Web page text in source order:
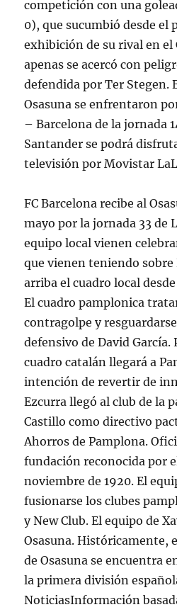
competición con una
0), que sucumbió desde el
exhibición de su rival en el
apenas se acercó con
defendida por Ter Stegen.
Osasuna se enfrentaron
– Barcelona de la jornada
Santander se podrá
televisión por Movistar
FC Barcelona recibe al
mayo por la jornada 33 de
equipo local vienen
que vienen teniendo
arriba el cuadro local
El cuadro pamplonica
contragolpe y
defensivo de David
cuadro catalán llegará a
intención de revertir de
Ezcurra llegó al club de la
Castillo como directivo
Ahorros de Pamplona.
fundación reconocida por
noviembre de 1920. El
fusionarse los clubes
y New Club. El equipo de
Osasuna. Históricamente,
de Osasuna se encuentra
la primera división
NoticiasInformación